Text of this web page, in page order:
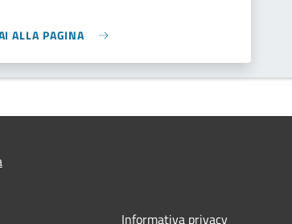
ALLA PAGINA
Informativa privacy